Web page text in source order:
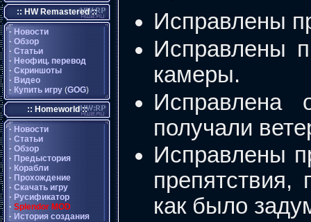
:: HW Remastered ::
· Новости
· Обзор
· Статьи
· Неофиц. перевод
· Скриншоты
· Видео
· Купить игру (GOG)
:: Homeworld ::
· Новости
· Статьи
· Обзор
· Предыстория
· Корабли
· Прохождение
· Скачать игру
· Русификатор
· Splendor MOD
· История создания
Исправлены
Исправлены
камеры.
Исправлена
получали
Исправлены
как было